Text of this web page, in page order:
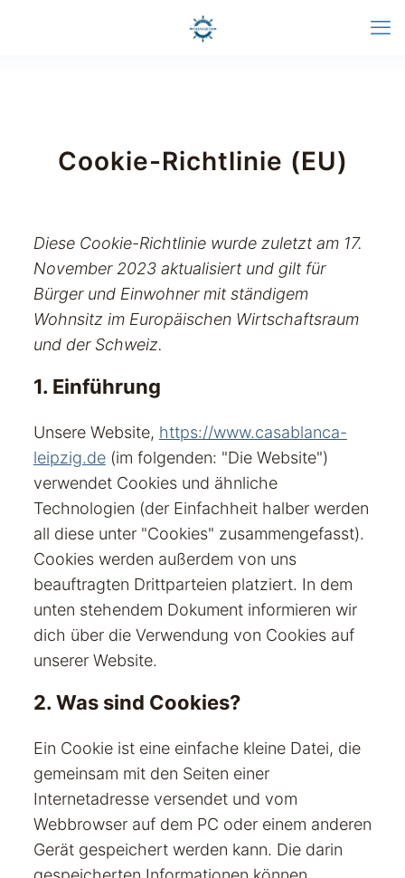
Cookie-Richtlinie (EU)
Diese Cookie-Richtlinie wurde zuletzt am 17.
November 2023 aktualisiert und gilt für
Bürger und Einwohner mit ständigem
Wohnsitz im Europäischen Wirtschaftsraum
und der Schweiz.
1. Einführung
Unsere Website, https://www.casablanca-
leipzig.de(im folgenden: "Die Website")
verwendet Cookies und ähnliche
Technologien (der Einfachheit halber werden
all diese unter "Cookies" zusammengefasst).
Cookies werden außerdem von uns
beauftragten Drittparteien platziert. In dem
unten stehendem Dokument informieren wir
dich über die Verwendung von Cookies auf
unserer Website.
2. Was sind Cookies?
Ein Cookie ist eine einfache kleine Datei, die
gemeinsam mit den Seiten einer
Internetadresse versendet und vom
Webbrowser auf dem PC oder einem anderen
Gerät gespeichert werden kann. Die darin